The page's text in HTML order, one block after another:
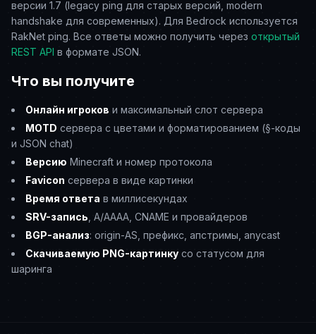
версии 1.7 (legacy ping для старых версий, modern
handshake для современных). Для Bedrock используется
RakNet ping. Все ответы можно получить через открытый
REST API в формате JSON.
Что вы получите
Онлайн игроков и максимальный слот сервера
MOTD сервера с цветами и форматированием (§-коды
и JSON chat)
Версию Minecraft и номер протокола
Favicon сервера в виде картинки
Время ответа в миллисекундах
SRV-запись , A/AAAA, CNAME и провайдеров
BGP-анализ: origin-AS, префикс, апстримы, anycast
Скачиваемую PNG-картинку со статусом для
шаринга